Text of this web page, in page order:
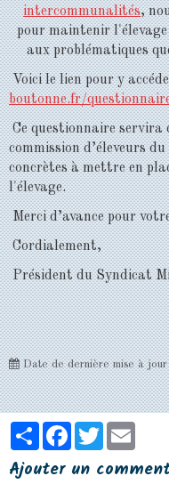
intercommunalités,
pour maintenir l'élevage
aux problématiques
Voici le lien pour y
boutonne.fr/
Ce questionnaire servira
commission d’éleveurs
concrètes à mettre en
l'élevage.
Merci d’avance pour
Cordialement,
Président du Syndicat
Date de dernière mise à
PartagerFacebook
Twitter
Ajouter un